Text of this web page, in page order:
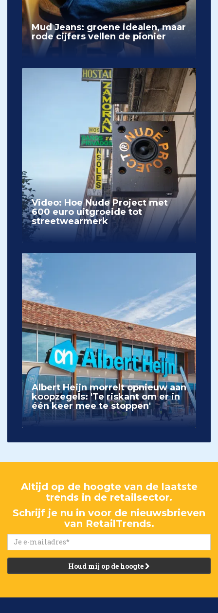
Mud Jeans: groene idealen, maar
rode cijfers vellen de pionier
Video: Hoe Nude Project met
600 euro uitgroeide tot
streetwearmerk
Albert Heijn morrelt opnieuw aan
koopzegels: 'Te riskant om er in
één keer mee te stoppen'
Altijd op de hoogte van de laatste
trends in de retailsector.
Schrijf je nu in voor de nieuwsbrieven
van RetailTrends.
Houd mij op de hoogte